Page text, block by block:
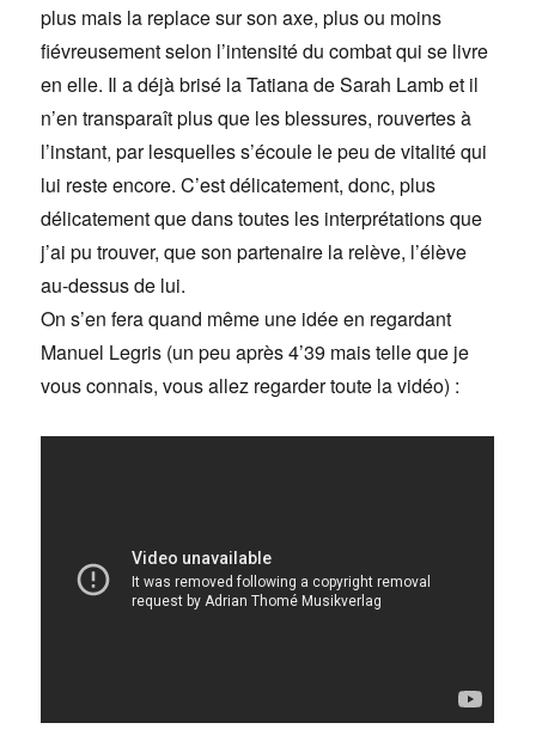
plus mais la replace sur son axe, plus ou moins
fiévreusement selon l’intensité du combat qui se livre
en elle. Il a déjà brisé la Tatiana de Sarah Lamb et il
n’en transparaît plus que les blessures, rouvertes à
l’instant, par lesquelles s’écoule le peu de vitalité qui
lui reste encore. C’est délicatement, donc, plus
délicatement que dans toutes les interprétations que
j’ai pu trouver, que son partenaire la relève, l’élève
au-dessus de lui.
On s’en fera quand même une idée en regardant
Manuel Legris (un peu après 4’39 mais telle que je
vous connais, vous allez regarder toute la vidéo) :